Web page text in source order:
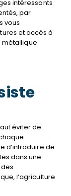
intéressants
par
vous
et accès à
métallique
éviter de
d’introduire de
dans une
l’agriculture